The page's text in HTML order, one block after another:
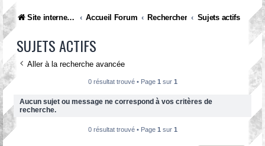
Site internet MCF Accueil Forum Rechercher Sujets actifs
SUJETS ACTIFS
Aller à la recherche avancée
0 résultat trouvé • Page 1 sur 1
Aucun sujet ou message ne correspond à vos critères de
recherche.
0 résultat trouvé • Page 1 sur 1